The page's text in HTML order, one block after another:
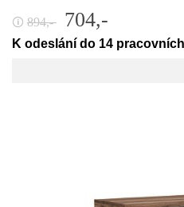
🛈 894,- 704,-
K odeslání do 14